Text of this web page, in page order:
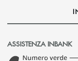
ASSISTENZA INBANK